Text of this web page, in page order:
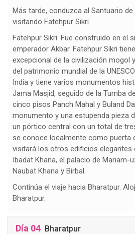
Más tarde, conduzca al Santuario
visitando Fatehpur Sikri.
Fatehpur Sikri. Fue construido en el
emperador Akbar. Fatehpur Sikri
excepcional de la civilización mogol
del patrimonio mundial de la
India y tiene varios monumentos
Jama Masjid, seguido de la Tumba
cinco pisos Panch Mahal y Buland
monumento y una estupenda pieza
un pórtico central con un total de
se conoce localmente como puerta
visitará los otros edificios elegantes
Ibadat Khana, el palacio de Mariam-
Naubat Khana y Birbal.
Continúa el viaje hacia Bharatpur.
Bharatpur.
Día 04 Bharatpur